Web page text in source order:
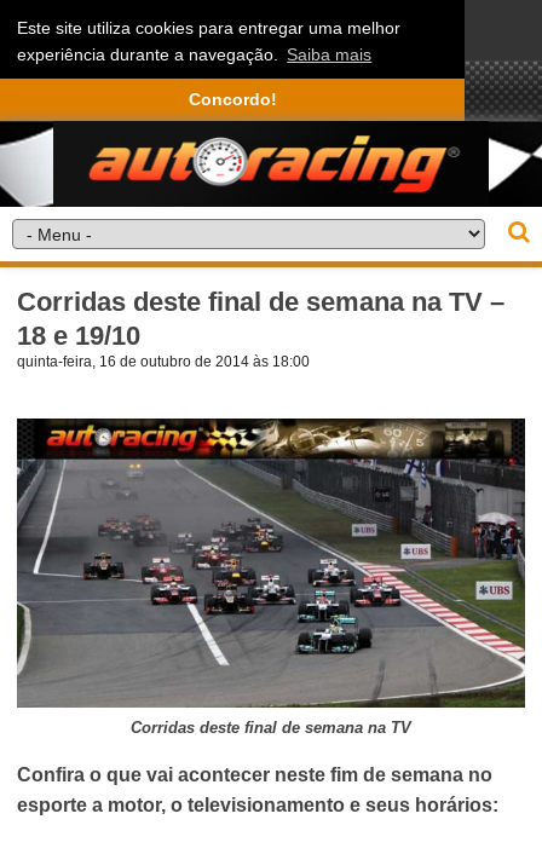
Este site utiliza cookies para entregar uma melhor
experiência durante a navegação. Saiba mais
Concordo!
Corridas deste final de semana na TV –
18 e 19/10
quinta-feira, 16 de outubro de 2014 às 18:00
Corridas deste final de semana na TV
Confira o que vai acontecer neste fim de semana no
esporte a motor, o televisionamento e seus horários: